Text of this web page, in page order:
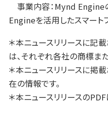
事業内容：Mynd Engine
Engineを活用したスマート
＊本ニュースリリースに記
は、それぞれ各社の商標ま
＊本ニュースリリースに掲
在の情報です。
＊本ニュースリリースの